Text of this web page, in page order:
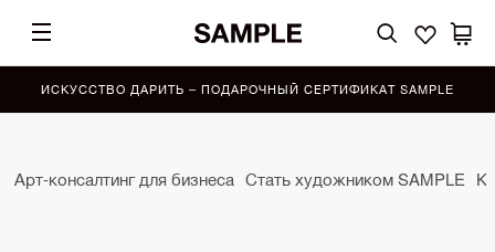
ИСКУССТВО ДАРИТЬ – ПОДАРОЧНЫЙ СЕРТИФИКАТ SAMPLE
Арт-консалтинг для бизнеса Стать художником SAMPLE